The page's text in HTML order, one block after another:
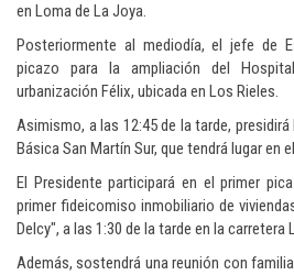
en Loma de La Joya.
Posteriormente al mediodía, el jefe de
picazo para la ampliación del
urbanización Félix, ubicada en Los Rieles.
Asimismo, a las 12:45 de la tarde,
Básica San Martín Sur, que tendrá lugar en
El Presidente participará en el primer
primer fideicomiso inmobiliario de
Delcy", a las 1:30 de la tarde en la carretera
Además, sostendrá una reunión con